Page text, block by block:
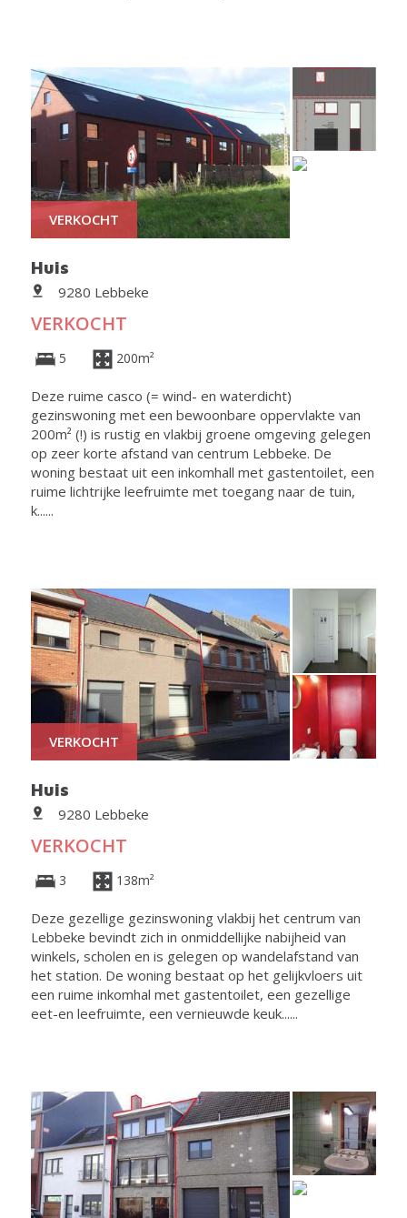
VERKOCHT
Huis
9280 Lebbeke
VERKOCHT
5 200m²
Deze ruime casco (= wind- en waterdicht)
gezinswoning met een bewoonbare oppervlakte van
200m² (!) is rustig en vlakbij groene omgeving gelegen
op zeer korte afstand van centrum Lebbeke. De
woning bestaat uit een inkomhall met gastentoilet, een
ruime lichtrijke leefruimte met toegang naar de tuin,
k......
VERKOCHT
Huis
9280 Lebbeke
VERKOCHT
3 138m²
Deze gezellige gezinswoning vlakbij het centrum van
Lebbeke bevindt zich in onmiddellijke nabijheid van
winkels, scholen en is gelegen op wandelafstand van
het station. De woning bestaat op het gelijkvloers uit
een ruime inkomhal met gastentoilet, een gezellige
eet-en leefruimte, een vernieuwde keuk......